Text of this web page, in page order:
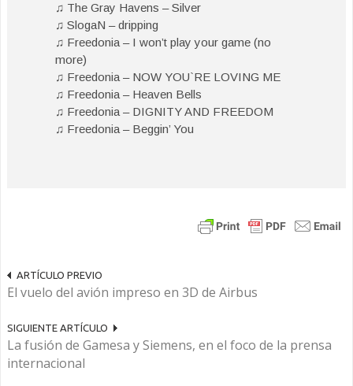
♫ The Gray Havens – Silver
♫ SlogaN – dripping
♫ Freedonia – I won’t play your game (no
more)
♫ Freedonia – NOW YOU`RE LOVING ME
♫ Freedonia – Heaven Bells
♫ Freedonia – DIGNITY AND FREEDOM
♫ Freedonia – Beggin’ You
ARTÍCULO PREVIO
El vuelo del avión impreso en 3D de Airbus
SIGUIENTE ARTÍCULO
La fusión de Gamesa y Siemens, en el foco de la prensa
internacional